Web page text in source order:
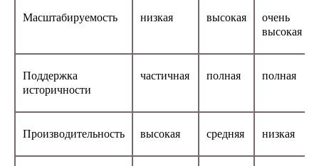
Масштабируемость низкая высокая
очень
высокая
Поддержка
историчности
частичная полная полная
Производительность высокая средняя низкая